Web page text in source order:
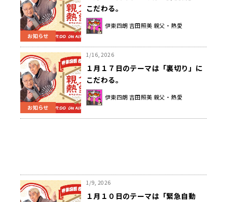
お知らせ
こだわる。
伊東四朗 吉田照美 親父・熱愛
お知らせ
1/16, 2026
１月１７日のテーマは「裏切り」に
こだわる。
伊東四朗 吉田照美 親父・熱愛
1/9, 2026
１月１０日のテーマは「緊急自動